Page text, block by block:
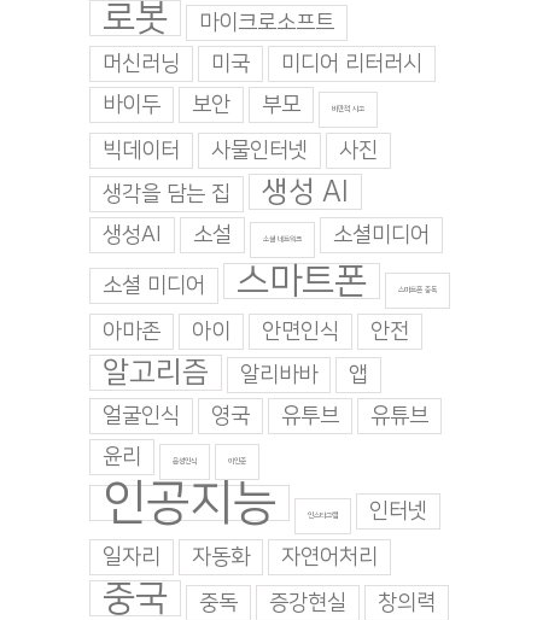
로봇
마이크로소프트
머신러닝
미국
미디어 리터러시
바이두
보안 부모 비판적 사고
빅데이터 사물인터넷
사진
생각을 담는 집
생성 AI
생성AI 소설 소셜 네트워크 소셜미디어
소셜 미디어 스마트폰 스마트폰 중독
아마존 아이 안면인식 안전
알고리즘 알리바바
앱
얼굴인식
영국 유투브
유튜브
윤리
음성인식 이인준
인공지능 인스타그램
인터넷
일자리
자동화 자연어처리
중국 중독 증강현실 창의력